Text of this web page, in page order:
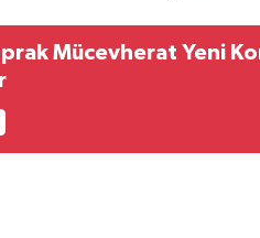
Mücevherat Yeni